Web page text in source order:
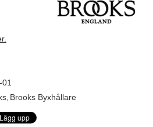
Brooks Byxhållare